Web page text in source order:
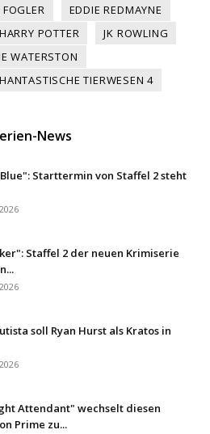
EDDIE REDMAYNE
HARRY POTTER
JK ROWLING
WATERSTON
TIERWESEN 4
News
Starttermin von Staffel 2 steht
Staffel 2 der neuen Krimiserie
soll Ryan Hurst als Kratos in
Attendant" wechselt diesen
Prime zu...